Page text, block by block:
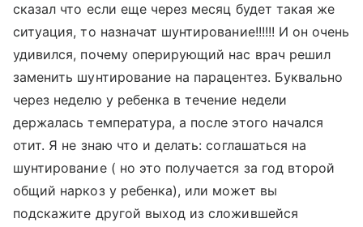
сказал что если еще через месяц будет такая же
ситуация, то назначат шунтирование!!!!!! И он очень
удивился, почему оперирующий нас врач решил
заменить шунтирование на парацентез. Буквально
через неделю у ребенка в течение недели
держалась температура, а после этого начался
отит. Я не знаю что и делать: соглашаться на
шунтирование ( но это получается за год второй
общий наркоз у ребенка), или может вы
подскажите другой выход из сложившейся